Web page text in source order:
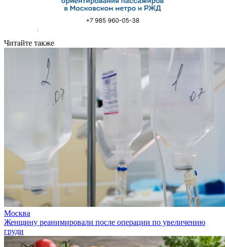
Читайте также
Москва
Женщину реанимировали после операции по увеличению
груди